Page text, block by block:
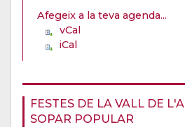
FESTES DE LA VALL DE
SOPAR POPULAR
Afegeix a la teva agenda...
vCal
iCal